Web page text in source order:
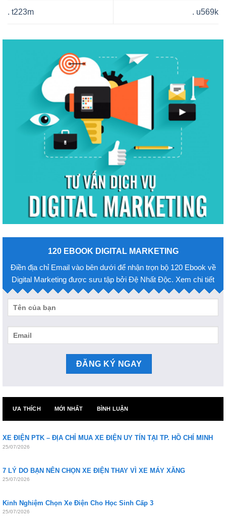
. t223m . u569k
120 EBOOK DIGITAL MARKETING
Điền địa chỉ Email vào bên dưới để nhận trọn bộ 120 Ebook về
Digital Marketing được sưu tập bởi Đệ Nhất Độc. Xem chi tiết
ƯA THÍCH MỚI NHẤT BÌNH LUẬN
XE ĐIỆN PTK – ĐỊA CHỈ MUA XE ĐIỆN UY TÍN TẠI TP. HỒ CHÍ MINH
25/07/2026
7 LÝ DO BẠN NÊN CHỌN XE ĐIỆN THAY VÌ XE MÁY XĂNG
25/07/2026
Kinh Nghiệm Chọn Xe Điện Cho Học Sinh Cấp 3
25/07/2026